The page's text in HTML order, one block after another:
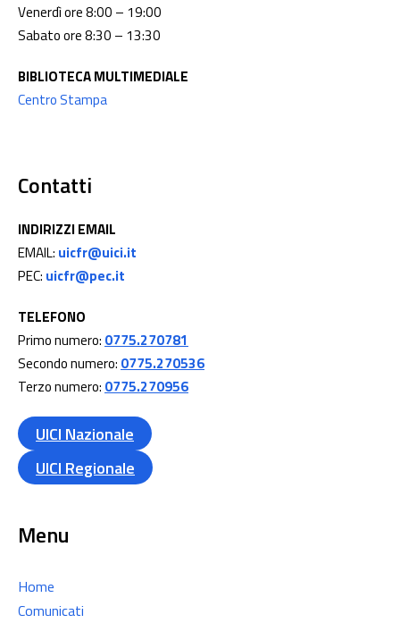
Venerdì ore 8:00 – 19:00
Sabato ore 8:30 – 13:30
BIBLIOTECA MULTIMEDIALE
Centro Stampa
Contatti
INDIRIZZI EMAIL
EMAIL: uicfr@uici.it
PEC: uicfr@pec.it
TELEFONO
Primo numero: 0775.270781
Secondo numero: 0775.270536
Terzo numero: 0775.270956
UICI Nazionale
UICI Regionale
Menu
Home
Comunicati